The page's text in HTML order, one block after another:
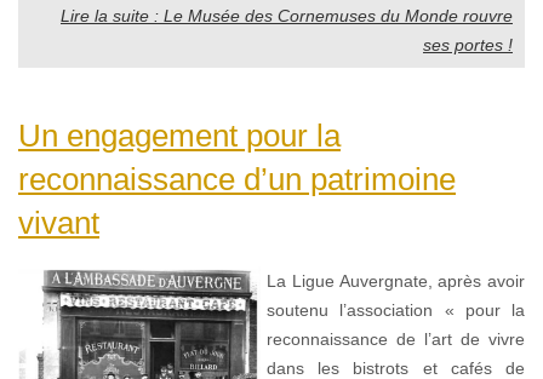
Lire la suite : Le Musée des Cornemuses du Monde rouvre
ses portes !
Un engagement pour la
reconnaissance d’un patrimoine
vivant
La Ligue Auvergnate, après avoir
soutenu l’association « pour la
reconnaissance de l’art de vivre
dans les bistrots et cafés de